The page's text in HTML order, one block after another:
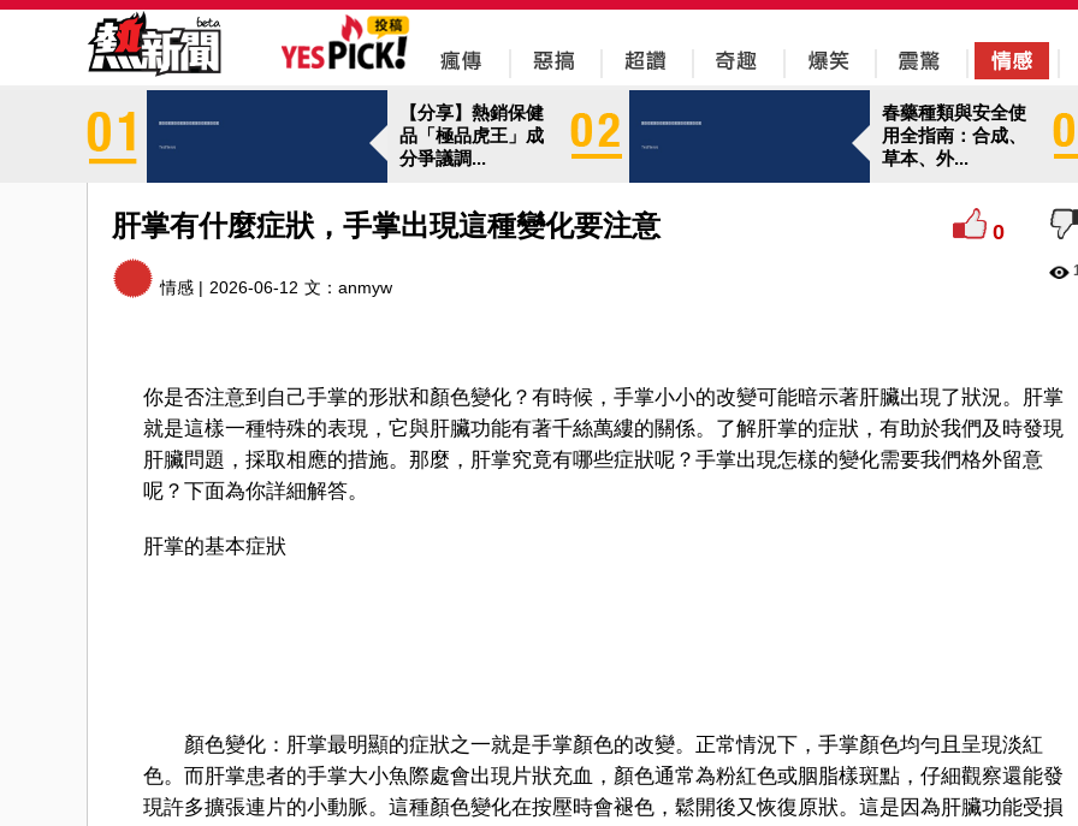
【分享】熱銷保健
品「極品虎王」成
分爭議調...
春藥種類與安全使
用全指南：合成、
草本、外...
肝掌有什麼症狀，手掌出現這種變化要注意 0
情感 | 2026-06-12 文： anmyw
你是否注意到自己手掌的形狀和顏色變化？有時候，手掌小小的改變可能暗示著肝臟出現了狀況。肝掌
就是這樣一種特殊的表現，它與肝臟功能有著千絲萬縷的關係。了解肝掌的症狀，有助於我們及時發現
肝臟問題，採取相應的措施。那麼，肝掌究竟有哪些症狀呢？手掌出現怎樣的變化需要我們格外留意
呢？下面為你詳細解答。
肝掌的基本症狀
顏色變化：肝掌最明顯的症狀之一就是手掌顏色的改變。正常情況下，手掌顏色均勻且呈現淡紅
色。而肝掌患者的手掌大小魚際處會出現片狀充血，顏色通常為粉紅色或胭脂樣斑點，仔細觀察還能發
現許多擴張連片的小動脈。這種顏色變化在按壓時會褪色，鬆開後又恢復原狀。這是因為肝臟功能受損